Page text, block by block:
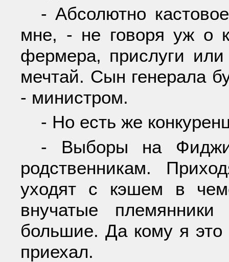
- Абсолютно
мне, - не говоря уж о
фермера, прислуги
мечтай. Сын генерала
- министром.
- Но есть же
- Выборы на
родственникам.
уходят с кэшем в
внучатые
большие. Да кому я
приехал.